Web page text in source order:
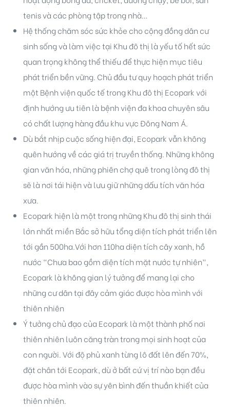
tenis và các phòng tập trong nhà…
Hệ thống chăm sóc sức khỏe cho cộng đồng dân cư
sinh sống và làm việc tại Khu đô thị là yếu tố hết sức
quan trọng không thể thiếu để thực hiện mục tiêu
phát triển bền vững. Chủ đầu tư quy hoạch phát triển
một Bệnh viện quốc tế trong Khu đô thị Ecopark với
định hướng ưu tiên là bệnh viện đa khoa chuyên sâu
có chất lượng hàng đầu khu vực Đông Nam Á.
Dù bắt nhịp cuộc sống hiện đại, Ecopark vẫn không
quên hướng về các giá trị truyền thống. Những không
gian văn hóa, những phiên chợ quê trong lòng đô thị
sẽ là nơi tái hiện và lưu giữ những dấu tích văn hóa
xưa.
Ecopark hiện là một trong những Khu đô thị sinh thái
lớn nhất miền Bắc sở hữu tổng diện tích phát triển lên
tới gần 500ha.Với hơn 110ha diện tích cây xanh, hồ
nước “Chưa bao gồm diện tích mặt nước tự nhiên”,
Ecopark là không gian lý tưởng để mang lại cho
những cư dân tại đây cảm giác được hòa mình với
thiên nhiên
Ý tưởng chủ đạo của Ecopark là một thành phố nơi
thiên nhiên luôn căng tràn trong mọi sinh hoạt của
con người. Với độ phủ xanh từng lô đất lên đến 70%,
đặt chân tới Ecopark, dù ở bất cứ vị trí nào bạn đều
được hòa mình vào sự yên bình đến thuần khiết của
thiên nhiên.